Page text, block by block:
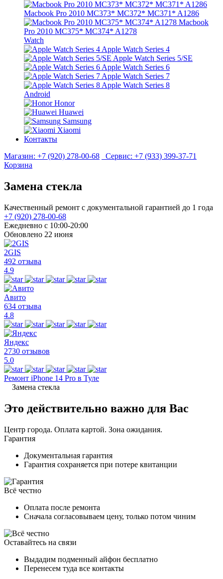
Macbook Pro 2010 MC373* MC372* MC371* A1286
Macbook
Pro 2010 MC375* MC374* A1278
Watch
Apple Watch Series 4
Apple Watch Series 5/SE
Apple Watch Series 6
Apple Watch Series 7
Apple Watch Series 8
Android
Honor
Huawei
Samsung
Xiaomi
Контакты
Магазин: +7 (920) 278-00-68 Сервис: +7 (933) 399-37-71
Корзина
Замена стекла
Качественный ремонт с документальной гарантией до 1 года
+7 (920) 278-00-68
Ежедневно с 10:00-20:00
Обновлено 22 июня
2GIS
492 отзыва
4.9
Авито
634 отзыва
4.8
Яндекс
2730 отзывов
5.0
Ремонт iPhone 14 Pro в Туле
Замена стекла
Это действительно важно для Вас
Центр города. Оплата картой. Зона ожидания.
Гарантия
Документальная гарантия
Гарантия сохраняется при потере квитанции
Всё честно
Оплата после ремонта
Сначала согласовываем цену, только потом чиним
Оставайтесь на связи
Выдадим подменный айфон бесплатно
Перенесем туда все контакты